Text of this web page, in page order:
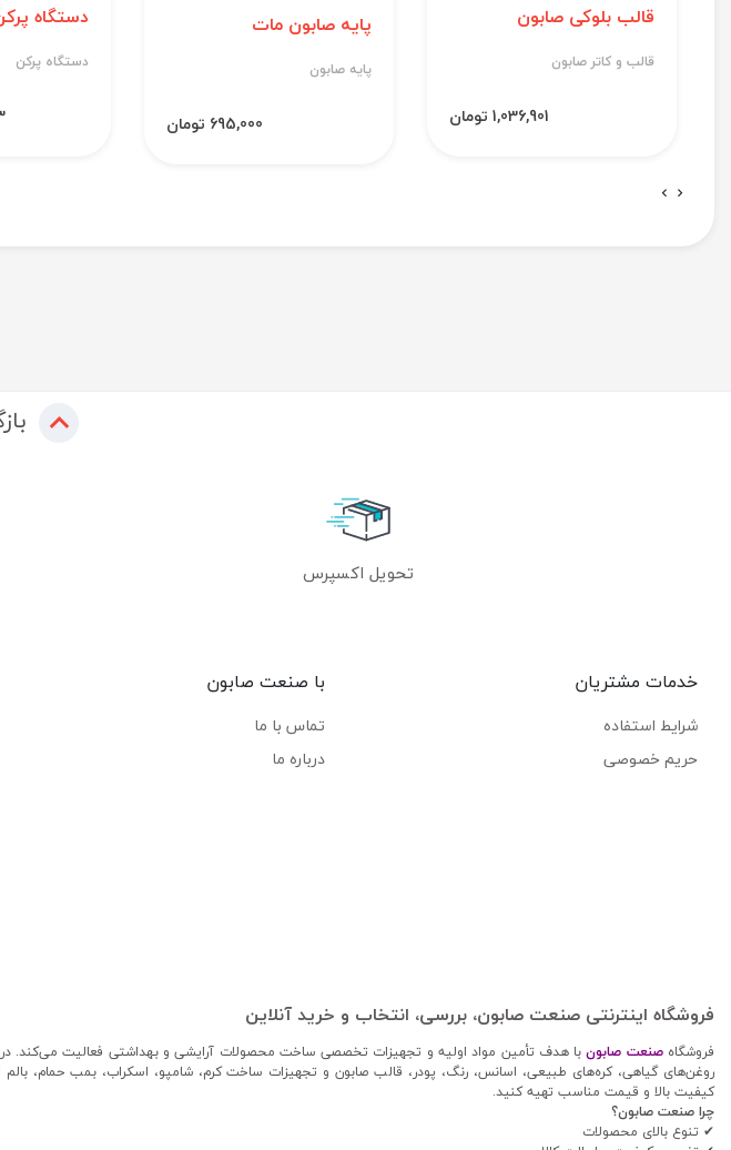
قالب بلوکی صابون
قالب و کاتر صابون
1,036,901 تومان
پایه صابون مات
پایه صابون
695,000 تومان
دستگاه
دستگاه پرکن
تحویل اکسپرس
خدمات مشتریان
شرایط استفاده
حریم خصوصی
با صنعت صابون
تماس با ما
درباره ما
فروشگاه اینترنتی صنعت صابون، بررسی، انتخاب و خرید آنلاین
فروشگاهصنعت صابونبا هدف تأمین مواد اولیه و تجهیزات تخصصی ساخت محصولات آرایشی و بهداشتی فعالیت می‌کند. در
روغن‌های گیاهی، کره‌های طبیعی، اسانس، رنگ، پودر، قالب صابون و تجهیزات ساخت کرم، شامپو، اسکراب، بمب حمام، بالم
کیفیت بالا و قیمت مناسب تهیه کنید.
چرا صنعت صابون؟
✔ تنوع بالای محصولات